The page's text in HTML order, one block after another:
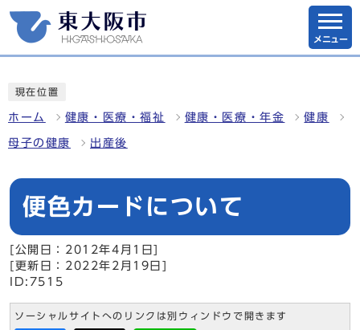
メニュー
現在位置
ホーム 健康・医療・福祉 健康・医療・年金 健康
母子の健康 出産後
便色カードについて
[公開日：2012年4月1日]
[更新日：2022年2月19日]
ID:7515
ソーシャルサイトへのリンクは別ウィンドウで開きます